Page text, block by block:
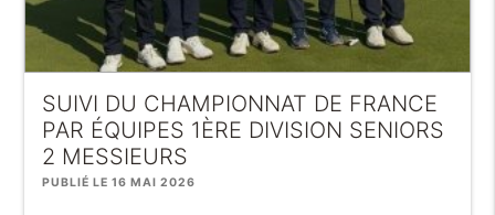
SUIVI DU CHAMPIONNAT DE FRANCE
PAR ÉQUIPES 1ÈRE DIVISION SENIORS
2 MESSIEURS
PUBLIÉ LE 16 MAI 2026